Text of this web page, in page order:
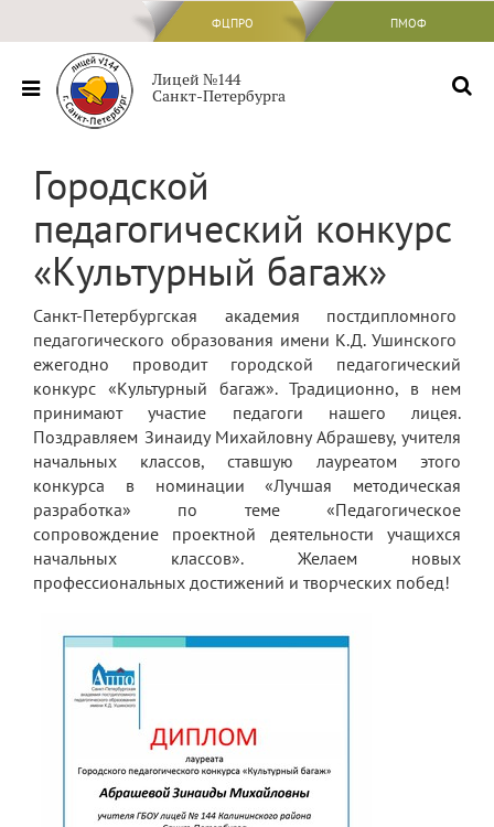
ФЦПРО ПМОФ
ФЦПРО
Сведения об ОО
Основные сведения
образовательной организацией
Документы
Образование
Образовательные стандарты и
требования
Руководство
Педагогический состав
Материально-техническое обеспечение
и оснащенность образовательного
процесса. Доступная среда
Платные образовательные услуги
Финансово-хозяйственная деятельность
обучающихся
Стипендия и меры поддержки
обучающихся
Международное сотрудничество
Организация питания в лицее
Лицей №144
Санкт-Петербурга
Городской
педагогический конкурс
«Культурный багаж»
Санкт-Петербургская академия постдипломного
педагогического образования имени К.Д. Ушинского
ежегодно проводит городской педагогический
конкурс «Культурный багаж». Традиционно, в нем
принимают участие педагоги нашего лицея.
Поздравляем Зинаиду Михайловну Абрашеву, учителя
начальных классов, ставшую лауреатом этого
конкурса в номинации «Лучшая методическая
разработка» по теме «Педагогическое
сопровождение проектной деятельности учащихся
начальных классов». Желаем новых
профессиональных достижений и творческих побед!